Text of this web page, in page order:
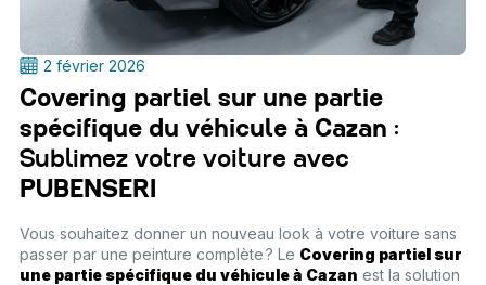
2 février 2026
Covering partiel sur une partie
spécifique du véhicule à Cazan :
Sublimez votre voiture avec
PUBENSERI
Vous souhaitez donner un nouveau look à votre voiture sans
passer par une peinture complète ? Le Covering partiel sur
une partie spécifique du véhicule à Cazan est la solution